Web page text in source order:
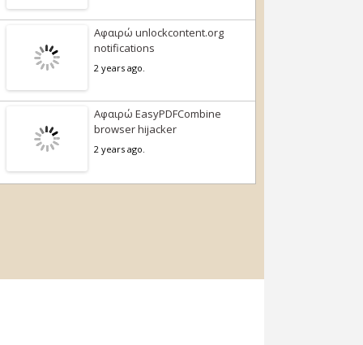
Αφαιρώ unlockcontent.org
notifications
2 years ago.
Αφαιρώ EasyPDFCombine
browser hijacker
2 years ago.